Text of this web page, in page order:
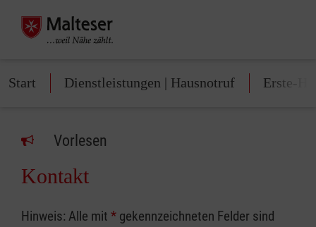
Start Dienstleistungen | Hausnotruf Erste-
Vorlesen
Kontakt
Hinweis: Alle mit * gekennzeichneten Felder sind